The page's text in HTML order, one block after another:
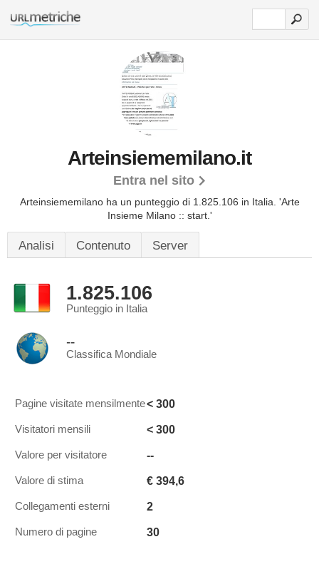
Arteinsiememilano.it
Entra nel sito
Arteinsiememilano ha un punteggio di 1.825.106 in Italia. 'Arte
Insieme Milano :: start.'
Analisi Contenuto Server
1.825.106
Punteggio in Italia
--
Classifica Mondiale
Pagine visitate mensilmente< 300
Visitatori mensili < 300
Valore per visitatore --
Valore di stima € 394,6
Collegamenti esterni 2
Numero di pagine 30